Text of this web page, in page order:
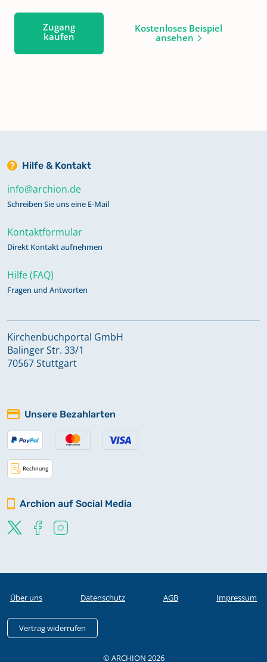
Zugang
kaufen
Kostenloses Beispiel
ansehen
Hilfe & Kontakt
info@archion.de
Schreiben Sie uns eine E-Mail
Kontaktformular
Direkt Kontakt aufnehmen
Hilfe (FAQ)
Fragen und Antworten
Kirchenbuchportal GmbH
Balinger Str. 33/1
70567 Stuttgart
Unsere Bezahlarten
Archion auf Social Media
Über uns Datenschutz AGB Impressum
Vertrag widerrufen
© ARCHION 2026